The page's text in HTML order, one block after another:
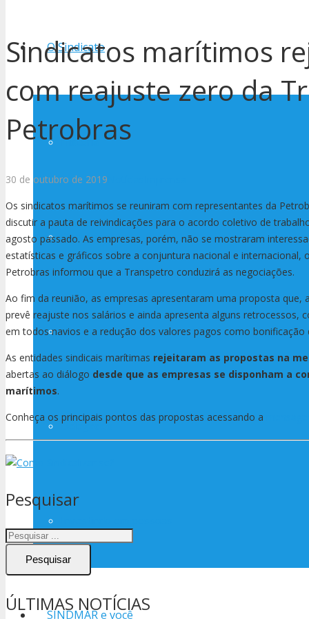
O Sindicato
História
Diretoria
Estatuto
Delegados
SINDMAR e você
Sindicatos marítimos
com reajuste zero da
Petrobras
30 de outubro de 2019
Os sindicatos marítimos se reuniram com representantes da
discutir a pauta de reivindicações para o acordo coletivo de
agosto passado. As empresas, porém, não se mostraram
estatísticas e gráficos sobre a conjuntura nacional e
Petrobras informou que a Transpetro conduzirá as negociações.
Ao fim da reunião, as empresas apresentaram uma proposta
prevê reajuste nos salários e ainda apresenta alguns
em todos navios e a redução dos valores pagos como bonificação
As entidades sindicais marítimas rejeitaram as propostas na
abertas ao diálogo desde que as empresas se disponham a
marítimos.
Conheça os principais pontos das propostas acessando a
Pesquisar
Pesquisar
ÚLTIMAS NOTÍCIAS